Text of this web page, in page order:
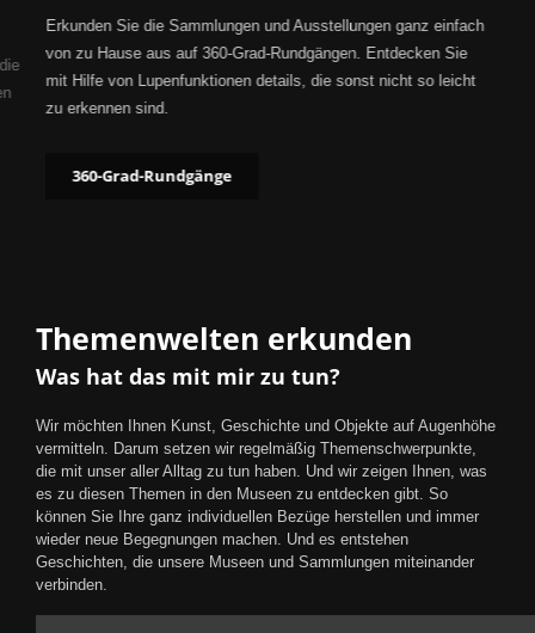
Erkunden Sie die Sammlungen und Ausstellungen ganz einfach
von zu Hause aus auf 360-Grad-Rundgängen. Entdecken Sie
mit Hilfe von Lupenfunktionen details, die sonst nicht so leicht
zu erkennen sind.
360-Grad-Rundgänge
Themenwelten erkunden
Was hat das mit mir zu tun?
Wir möchten Ihnen Kunst, Geschichte und Objekte auf Augenhöhe
vermitteln. Darum setzen wir regelmäßig Themenschwerpunkte,
die mit unser aller Alltag zu tun haben. Und wir zeigen Ihnen, was
es zu diesen Themen in den Museen zu entdecken gibt. So
können Sie Ihre ganz individuellen Bezüge herstellen und immer
wieder neue Begegnungen machen. Und es entstehen
Geschichten, die unsere Museen und Sammlungen miteinander
verbinden.